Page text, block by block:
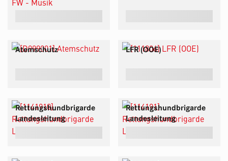
Atemschutz LFR (OOE)
Rettungshundbrigarde
Landesleitung
Rettungshundbrigarde
Landesleitung